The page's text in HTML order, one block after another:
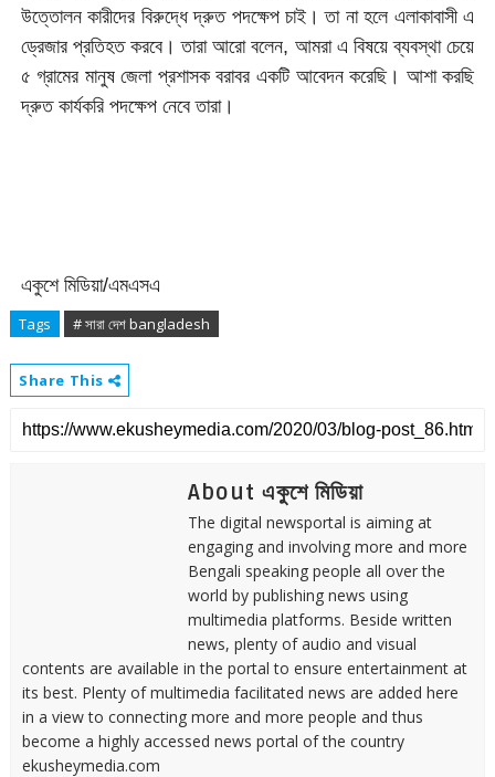
উত্তোলন কারীদের বিরুদ্ধে দ্রুত পদক্ষেপ চাই। তা না হলে এলাকাবাসী এ
ড্রেজার প্রতিহত করবে। তারা আরো বলেন, আমরা এ বিষয়ে ব্যবস্থা চেয়ে
৫ গ্রামের মানুষ জেলা প্রশাসক বরাবর একটি আবেদন করেছি। আশা করছি
দ্রুত কার্যকরি পদক্ষেপ নেবে তারা।
একুশে মিডিয়া/এমএসএ
Tags # সারা দেশ bangladesh
Share This
About একুশে মিডিয়া
The digital newsportal is aiming at
engaging and involving more and more
Bengali speaking people all over the
world by publishing news using
multimedia platforms. Beside written
news, plenty of audio and visual
contents are available in the portal to ensure entertainment at
its best. Plenty of multimedia facilitated news are added here
in a view to connecting more and more people and thus
become a highly accessed news portal of the country
ekusheymedia.com